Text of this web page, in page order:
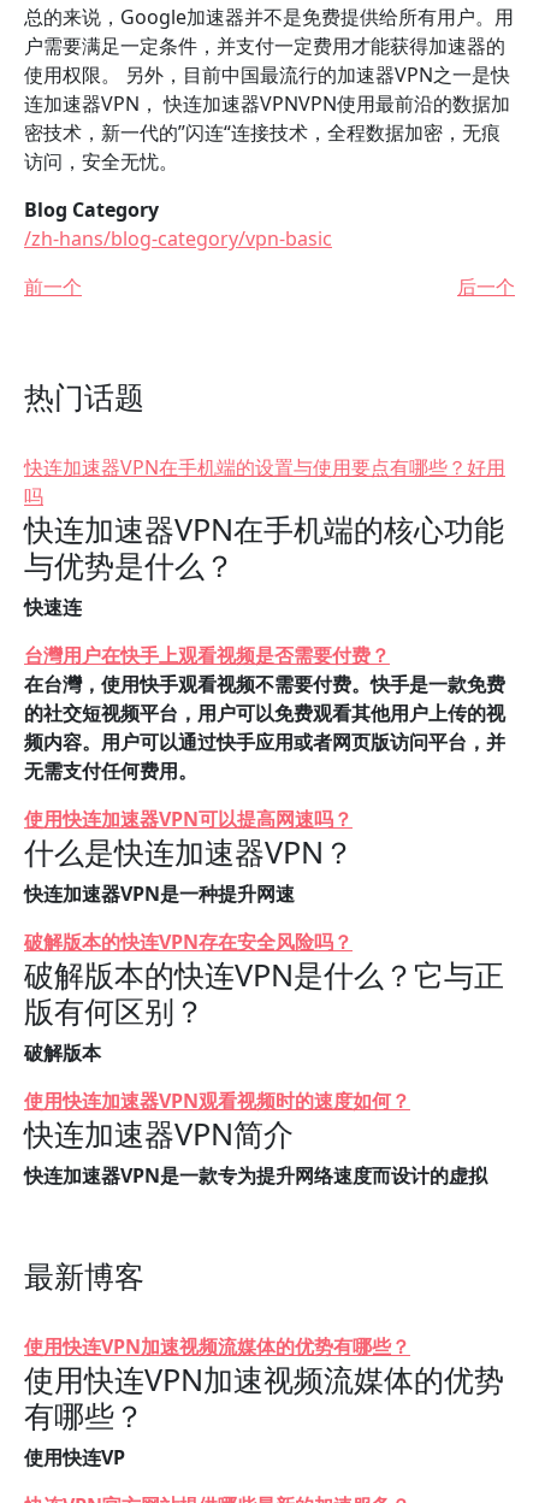
总的来说，Google加速器并不是免费提供给所有用户。用
户需要满足一定条件，并支付一定费用才能获得加速器的
使用权限。 另外，目前中国最流行的加速器VPN之一是快
连加速器VPN， 快连加速器VPNVPN使用最前沿的数据加
密技术，新一代的”闪连“连接技术，全程数据加密，无痕
访问，安全无忧。
Blog Category
/zh-hans/blog-category/vpn-basic
前一个
后一个
热门话题
快连加速器VPN在手机端的设置与使用要点有哪些？好用
吗
快连加速器VPN在手机端的核心功能
与优势是什么？
快速连
台灣用户在快手上观看视频是否需要付费？
在台灣，使用快手观看视频不需要付费。快手是一款免费
的社交短视频平台，用户可以免费观看其他用户上传的视
频内容。用户可以通过快手应用或者网页版访问平台，并
无需支付任何费用。
使用快连加速器VPN可以提高网速吗？
什么是快连加速器VPN？
快连加速器VPN是一种提升网速
破解版本的快连VPN存在安全风险吗？
破解版本的快连VPN是什么？它与正
版有何区别？
破解版本
使用快连加速器VPN观看视频时的速度如何？
快连加速器VPN简介
快连加速器VPN是一款专为提升网络速度而设计的虚拟
最新博客
使用快连VPN加速视频流媒体的优势有哪些？
使用快连VPN加速视频流媒体的优势
有哪些？
使用快连VP